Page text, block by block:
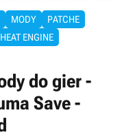
MODY
PATCHE
ENGINE
do gier -
Save -